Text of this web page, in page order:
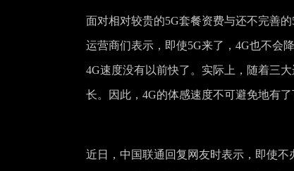
面对相对较贵的5G套餐资费与还不完善
运营商们表示，即使5G来了，4G也不会
4G速度没有以前快了。实际上，随着三
长。因此，4G的体感速度不可避免地有
近日，中国联通回复网友时表示，即使不